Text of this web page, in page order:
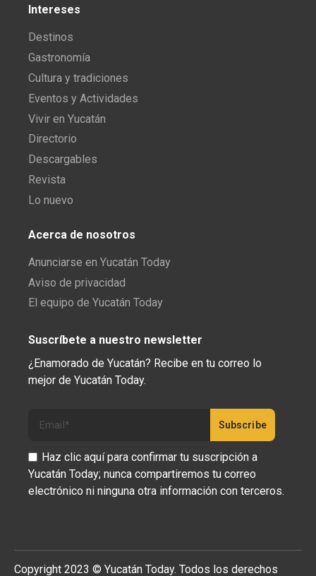
Intereses
Destinos
Gastronomía
Cultura y tradiciones
Eventos y Actividades
Vivir en Yucatán
Directorio
Descargables
Revista
Lo nuevo
Acerca de nosotros
Anunciarse en Yucatán Today
Aviso de privacidad
El equipo de Yucatán Today
Suscríbete a nuestro newsletter
¿Enamorado de Yucatán? Recibe en tu correo lo
mejor de Yucatán Today.
Haz clic aquí para confirmar tu suscripción a
Yucatán Today; nunca compartiremos tu correo
electrónico ni ninguna otra información con terceros.
Copyright 2023 © Yucatán Today. Todos los derechos